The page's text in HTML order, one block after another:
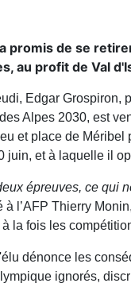
promis de se
au profit de Val
Edgar
Alpes 2030, est
et place de
juin, et à laquelle il
épreuves, ce qui
à l’AFP Thierry
la fois les
dénonce les
ignorés,